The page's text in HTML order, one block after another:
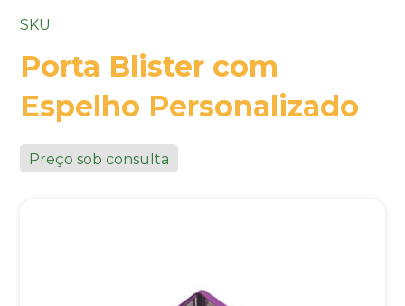
SKU:
Porta Blister com
Espelho Personalizado
Preço sob consulta